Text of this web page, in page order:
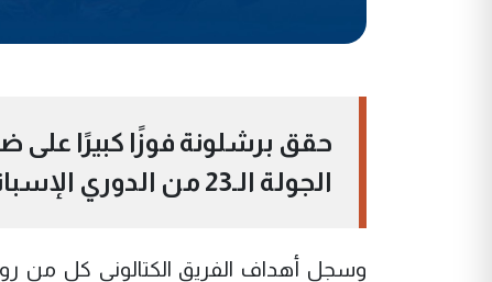
الجولة الـ23 من الدوري الإسباني، معززًا صدارته لجدول الترتيب.